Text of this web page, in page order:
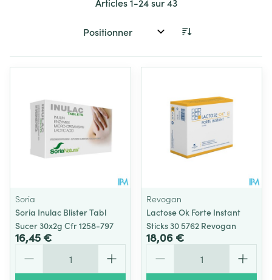
Articles1-24sur43
Trier par:
Soria
Soria Inulac Blister Tabl
Sucer 30x2g Cfr 1258-797
16,45 €
Revogan
Lactose Ok Forte Instant
Sticks 30 5762 Revogan
18,06 €